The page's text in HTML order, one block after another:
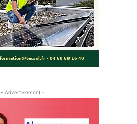
- Advertisement -